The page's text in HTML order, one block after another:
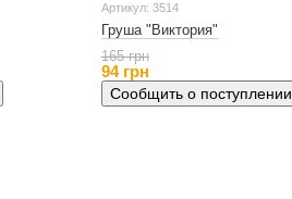
Артикул: 3514
Груша "Виктория"
165 грн
94 грн
Сообщить о поступлении